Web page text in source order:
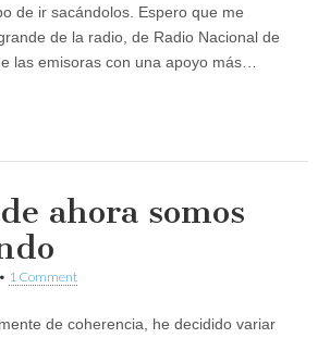
de ir sacándolos. Espero que me
de la radio, de Radio Nacional de
las emisoras con una apoyo más…
ahora somos
• 1 Comment
de coherencia, he decidido variar